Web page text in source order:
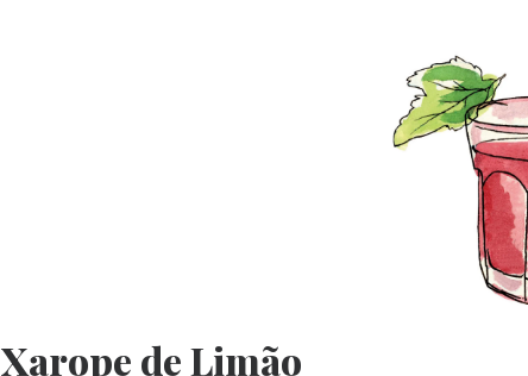
Xarope de Limão